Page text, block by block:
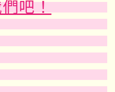
吧！